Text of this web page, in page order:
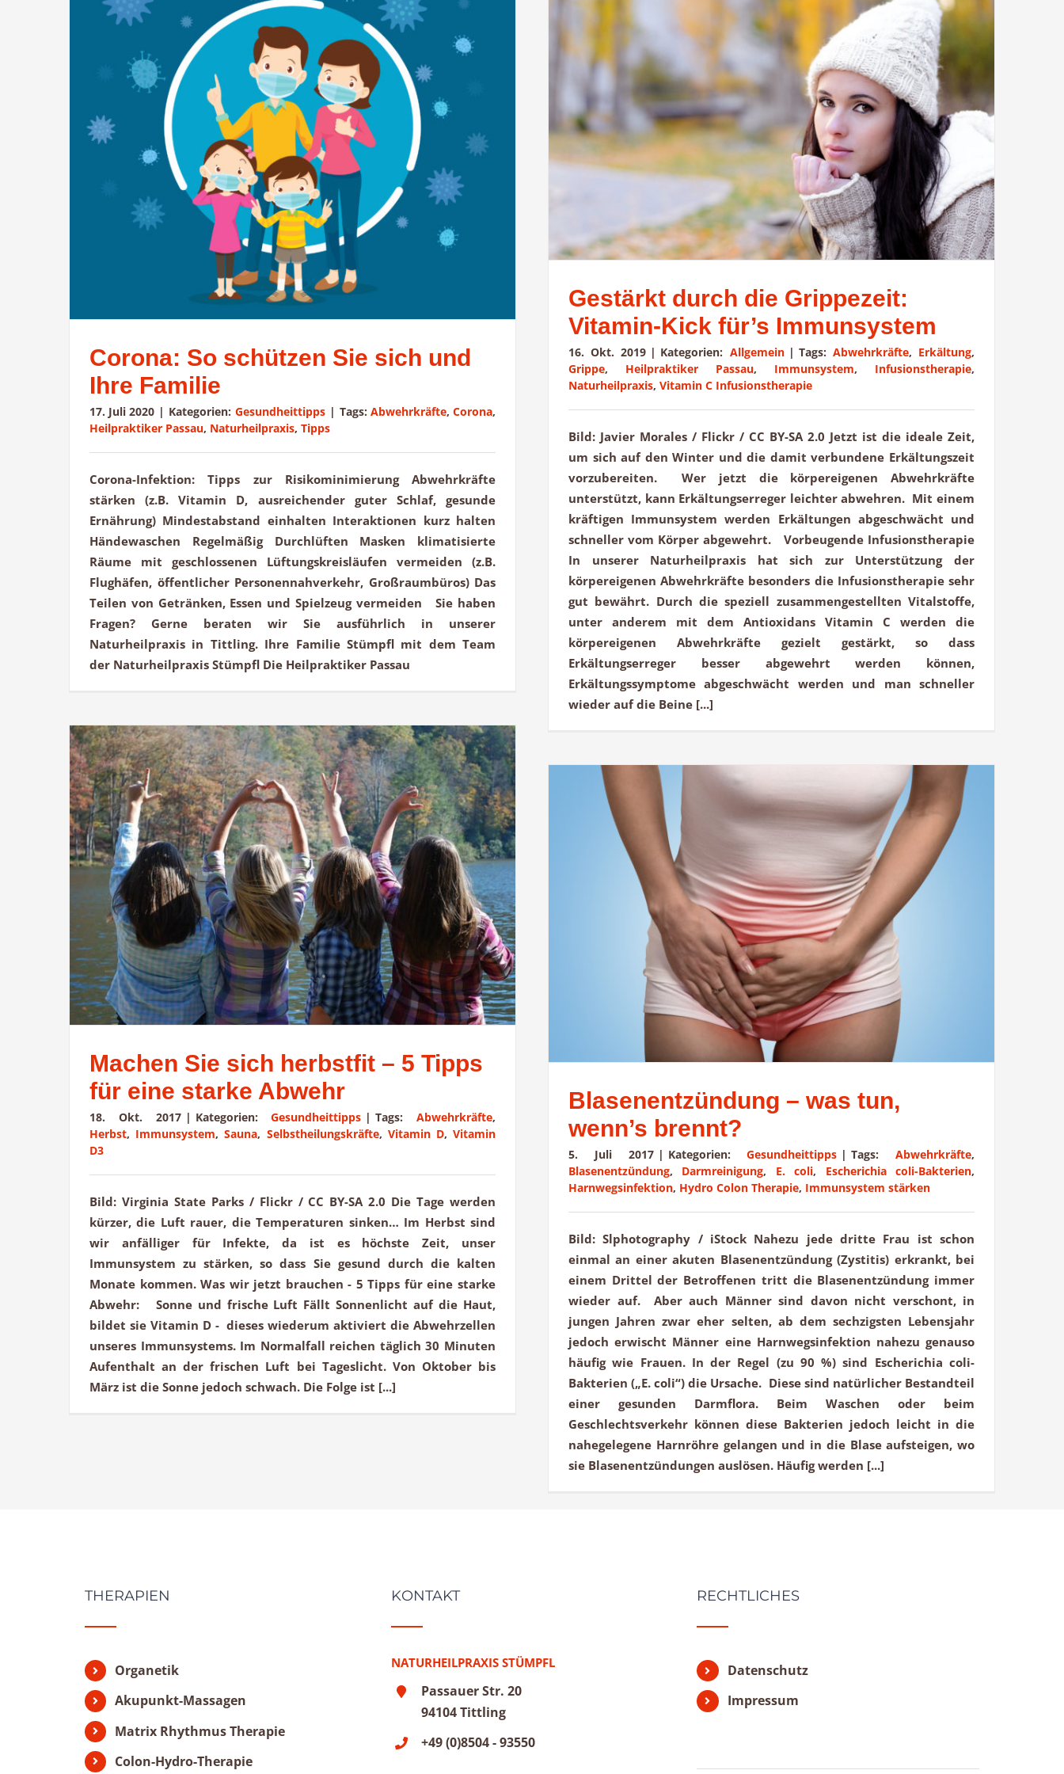
Corona: So schützen Sie sich und
Ihre Familie
17. Juli 2020 | Kategorien: Gesundheittipps | Tags: Abwehrkräfte,Corona,
Heilpraktiker Passau, Naturheilpraxis, Tipps
Corona-Infektion: Tipps zur Risikominimierung Abwehrkräfte
stärken (z.B. Vitamin D, ausreichender guter Schlaf, gesunde
Ernährung) Mindestabstand einhalten Interaktionen kurz halten
Händewaschen Regelmäßig Durchlüften Masken klimatisierte
Räume mit geschlossenen Lüftungskreisläufen vermeiden (z.B.
Flughäfen, öffentlicher Personennahverkehr, Großraumbüros) Das
Teilen von Getränken, Essen und Spielzeug vermeiden Sie haben
Fragen? Gerne beraten wir Sie ausführlich in unserer
Naturheilpraxis in Tittling. Ihre Familie Stümpfl mit dem Team
der Naturheilpraxis Stümpfl Die Heilpraktiker Passau
Gestärkt durch die Grippezeit:
Vitamin-Kick für’s Immunsystem
16. Okt. 2019 | Kategorien: Allgemein | Tags: Abwehrkräfte, Erkältung,
Grippe, Heilpraktiker Passau, Immunsystem, Infusionstherapie,
Naturheilpraxis, Vitamin C Infusionstherapie
Bild: Javier Morales / Flickr / CC BY-SA 2.0 Jetzt ist die ideale Zeit,
um sich auf den Winter und die damit verbundene Erkältungszeit
vorzubereiten. Wer jetzt die körpereigenen Abwehrkräfte
unterstützt, kann Erkältungserreger leichter abwehren. Mit einem
kräftigen Immunsystem werden Erkältungen abgeschwächt und
schneller vom Körper abgewehrt. Vorbeugende Infusionstherapie
In unserer Naturheilpraxis hat sich zur Unterstützung der
körpereigenen Abwehrkräfte besonders die Infusionstherapie sehr
gut bewährt. Durch die speziell zusammengestellten Vitalstoffe,
unter anderem mit dem Antioxidans Vitamin C werden die
körpereigenen Abwehrkräfte gezielt gestärkt, so dass
Erkältungserreger besser abgewehrt werden können,
Erkältungssymptome abgeschwächt werden und man schneller
wieder auf die Beine [...]
Machen Sie sich herbstfit – 5 Tipps
für eine starke Abwehr
18. Okt. 2017 | Kategorien:Gesundheittipps | Tags: Abwehrkräfte,
Herbst, Immunsystem,Sauna, Selbstheilungskräfte, Vitamin D,Vitamin
D3
Bild: Virginia State Parks / Flickr / CC BY-SA 2.0 Die Tage werden
kürzer, die Luft rauer, die Temperaturen sinken… Im Herbst sind
wir anfälliger für Infekte, da ist es höchste Zeit, unser
Immunsystem zu stärken, so dass Sie gesund durch die kalten
Monate kommen. Was wir jetzt brauchen - 5 Tipps für eine starke
Abwehr: Sonne und frische Luft Fällt Sonnenlicht auf die Haut,
bildet sie Vitamin D - dieses wiederum aktiviert die Abwehrzellen
unseres Immunsystems. Im Normalfall reichen täglich 30 Minuten
Aufenthalt an der frischen Luft bei Tageslicht. Von Oktober bis
März ist die Sonne jedoch schwach. Die Folge ist [...]
Blasenentzündung – was tun,
wenn’s brennt?
5. Juli 2017 | Kategorien:Gesundheittipps | Tags: Abwehrkräfte,
Blasenentzündung, Darmreinigung, E. coli, Escherichia coli-Bakterien,
Harnwegsinfektion, Hydro Colon Therapie, Immunsystem stärken
Bild: Slphotography / iStock Nahezu jede dritte Frau ist schon
einmal an einer akuten Blasenentzündung (Zystitis) erkrankt, bei
einem Drittel der Betroffenen tritt die Blasenentzündung immer
wieder auf. Aber auch Männer sind davon nicht verschont, in
jungen Jahren zwar eher selten, ab dem sechzigsten Lebensjahr
jedoch erwischt Männer eine Harnwegsinfektion nahezu genauso
häufig wie Frauen. In der Regel (zu 90 %) sind Escherichia coli-
Bakterien („E. coli“) die Ursache. Diese sind natürlicher Bestandteil
einer gesunden Darmflora. Beim Waschen oder beim
Geschlechtsverkehr können diese Bakterien jedoch leicht in die
nahegelegene Harnröhre gelangen und in die Blase aufsteigen, wo
sie Blasenentzündungen auslösen. Häufig werden [...]
THERAPIEN
Organetik
Akupunkt-Massagen
Matrix Rhythmus Therapie
Colon-Hydro-Therapie
KONTAKT
NATURHEILPRAXIS STÜMPFL
Passauer Str. 20
94104 Tittling
+49 (0)8504 - 93550
RECHTLICHES
Datenschutz
Impressum